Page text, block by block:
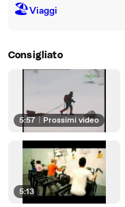
🏖Viaggi
Consigliato
5:57 Prossimi video
5:13